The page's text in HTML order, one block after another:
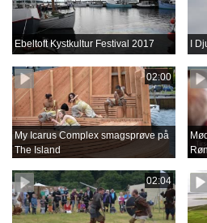
Ebeltoft Kystkultur Festival 2017 I
02:00
My Icarus Complex smagsprøve på
The Island
02:04